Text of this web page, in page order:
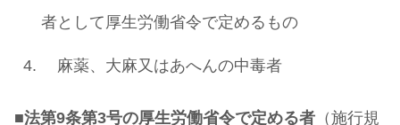
者として厚生労働省令で定めるもの
麻薬、大麻又はあへんの中毒者
■法第9条第3号の厚生労働省令で定める者 （施行規